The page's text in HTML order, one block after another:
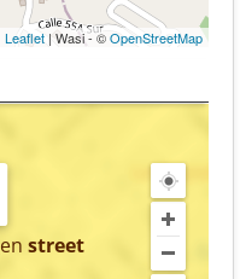
Leaflet | Wasi - ©OpenStreetMap
en street